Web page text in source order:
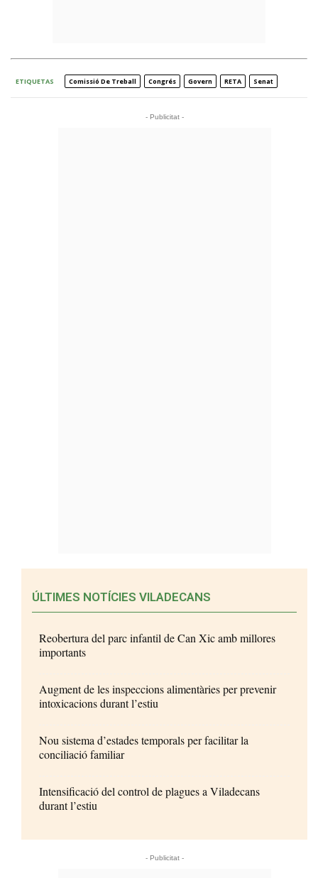
ETIQUETAS Comissió De Treball Congrés Govern RETA Senat
- Publicitat -
ÚLTIMES NOTÍCIES VILADECANS
Reobertura del parc infantil de Can Xic amb millores
importants
Augment de les inspeccions alimentàries per prevenir
intoxicacions durant l’estiu
Nou sistema d’estades temporals per facilitar la
conciliació familiar
Intensificació del control de plagues a Viladecans
durant l’estiu
- Publicitat -